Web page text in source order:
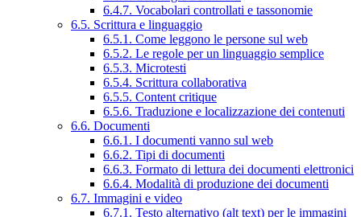
6.4.7. Vocabolari controllati e tassonomie
6.5. Scrittura e linguaggio
6.5.1. Come leggono le persone sul web
6.5.2. Le regole per un linguaggio semplice
6.5.3. Microtesti
6.5.4. Scrittura collaborativa
6.5.5. Content critique
6.5.6. Traduzione e localizzazione dei contenuti
6.6. Documenti
6.6.1. I documenti vanno sul web
6.6.2. Tipi di documenti
6.6.3. Formato di lettura dei documenti elettronici
6.6.4. Modalità di produzione dei documenti
6.7. Immagini e video
6.7.1. Testo alternativo (alt text) per le immagini